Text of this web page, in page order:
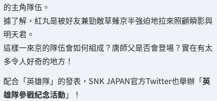
的主角隊伍。
據了解，紅丸是被好友兼勁敵草薙京半強迫地拉來照顧瞬影與
明天君。
這樣一來京的隊伍會如何組成？唐師父是否會登場？實在有太
多令人好奇的地方！
配合「英雄隊」的發表，SNK JAPAN官方Twitter也舉辦「英
雄隊參戰紀念活動」！